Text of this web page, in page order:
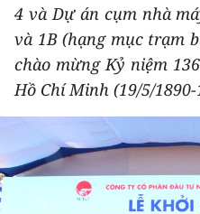
PHÁP LUẬT
DU LỊCH
THẾ GIỚI
THỂ THAO
GIÁO DỤC
4 và Dự án cụm nhà
và 1B (hạng mục trạm
chào mừng Kỷ niệm
Hồ Chí Minh (19/5/1890-